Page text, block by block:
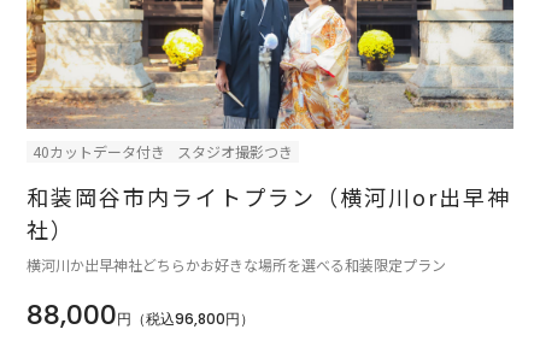
40カットデータ付き スタジオ撮影つき
和装岡谷市内ライトプラン（横河川or出早神
社）
横河川か出早神社どちらかお好きな場所を選べる和装限定プラン
88,000円（税込96,800円）